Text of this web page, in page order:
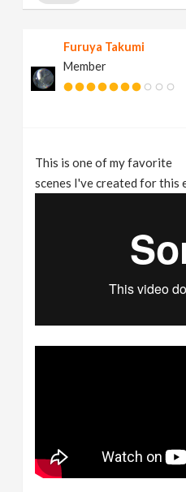
Furuya Takumi
Member
This is one of my favorite
scenes I've created for this